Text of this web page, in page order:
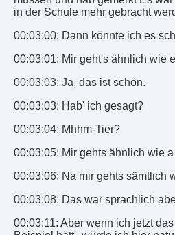
in der Schule mehr gebracht
00:03:00: Dann könnte ich es
00:03:01: Mir geht's ähnlich wie
00:03:03: Ja, das ist schön.
00:03:03: Hab' ich gesagt?
00:03:04: Mhhm-Tier?
00:03:05: Mir gehts ähnlich wie a
00:03:06: Na mir gehts sämtlich
00:03:08: Das war sprachlich
00:03:11: Aber wenn ich jetzt